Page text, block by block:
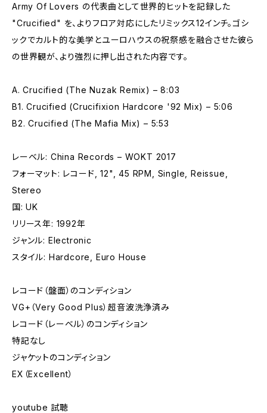
Army Of Lovers の代表曲として世界的ヒットを記録した
"Crucified" を、よりフロア対応にしたリミックス12インチ。ゴシ
ックでカルト的な美学とユーロハウスの祝祭感を融合させた彼ら
の世界観が、より強烈に押し出された内容です。
A. Crucified (The Nuzak Remix) – 8:03
B1. Crucified (Crucifixion Hardcore '92 Mix) – 5:06
B2. Crucified (The Mafia Mix) – 5:53
レーベル: China Records – WOKT 2017
フォーマット: レコード, 12", 45 RPM, Single, Reissue,
Stereo
国: UK
リリース年: 1992年
ジャンル: Electronic
スタイル: Hardcore, Euro House
レコード（盤面）のコンディション
VG+（Very Good Plus）超音波洗浄済み
レコード（レーベル）のコンディション
特記なし
ジャケットのコンディション
EX（Excellent）
youtube 試聴